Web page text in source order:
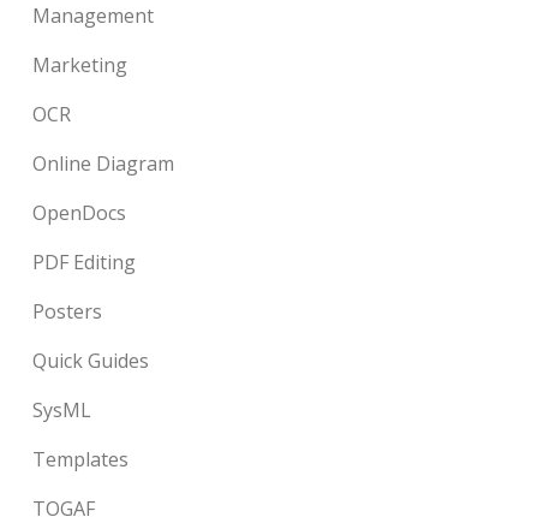
Management
Marketing
OCR
Online Diagram
OpenDocs
PDF Editing
Posters
Quick Guides
SysML
Templates
TOGAF